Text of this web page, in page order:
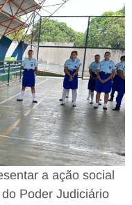
a ação social
Poder Judiciário